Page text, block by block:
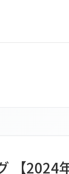
【2024